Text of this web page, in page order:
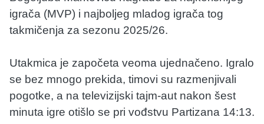
igrača (MVP) i najboljeg mladog igrača tog
takmičenja za sezonu 2025/26.
Utakmica je započeta veoma ujednačeno. Igralo
se bez mnogo prekida, timovi su razmenjivali
pogotke, a na televizijski tajm-aut nakon šest
minuta igre otišlo se pri vođstvu Partizana 14:13.